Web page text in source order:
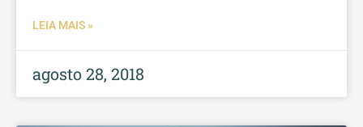
LEIA MAIS »
agosto 28, 2018